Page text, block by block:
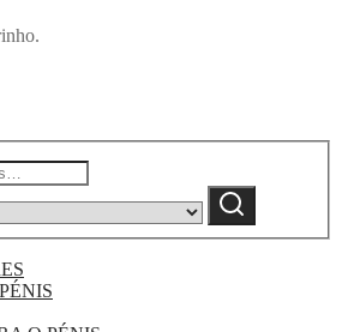
category:
Pesquisa